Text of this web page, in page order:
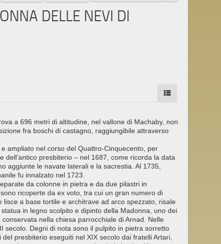
DELLE NEVI DI
a 696 metri di altitudine, nel vallone di Machaby, non
fra boschi di castagno, raggiungibile attraverso
ampliato nel corso del Quattro-Cinquecento, per
presbiterio – nel 1687, come ricorda la data
aggiunte le navate laterali e la sacrestia. Al 1735,
fu innalzato nel 1723.
da colonne in pietra e da due pilastri in
ricoperte da ex voto, tra cui un gran numero di
a base tortile e architrave ad arco spezzato, risale
in legno scolpito e dipinto della Madonna, uno dei
nella chiesa parrocchiale di Arnad. Nelle
secolo. Degni di nota sono il pulpito in pietra sorretto
presbiterio eseguiti nel XIX secolo dai fratelli Artari,